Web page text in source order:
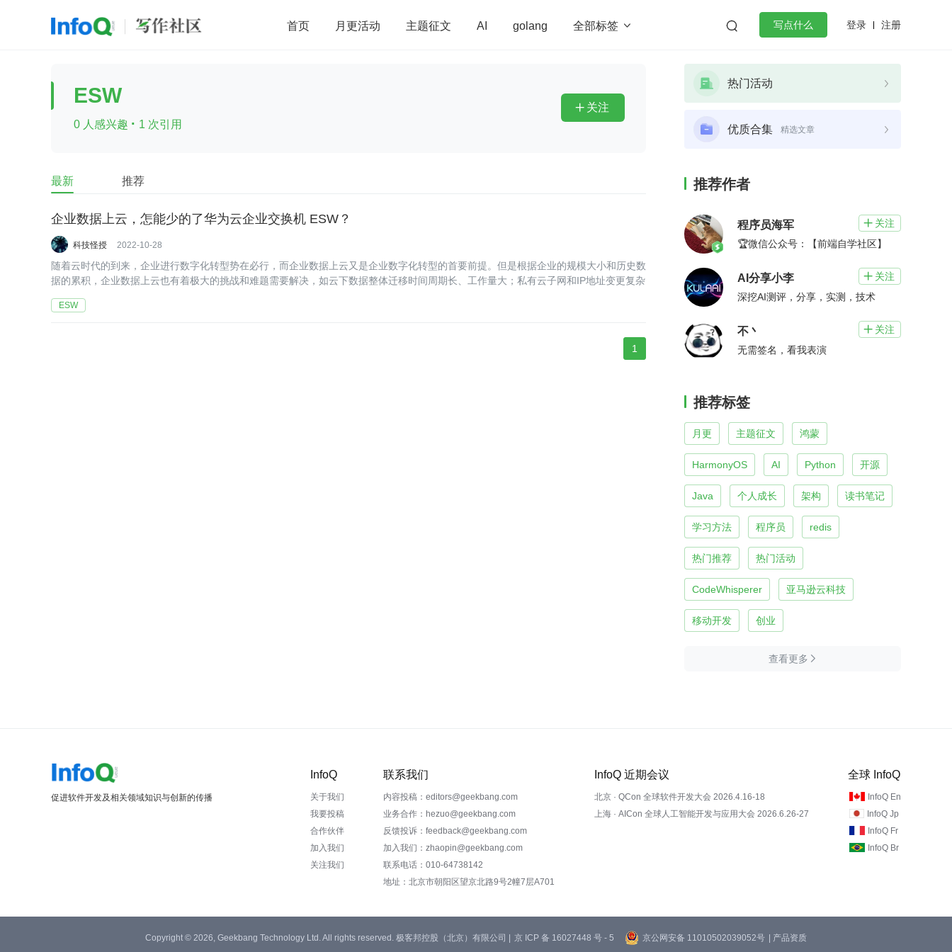
首页 月更活动 主题征文 AI golang 全部标签   写点什么 登录 注册
前端 AI redis
查看更多
ESW
0 人感兴趣 · 1 次引用
 关注
最新 推荐
企业数据上云，怎能少的了华为云企业交换机 ESW？
科技怪授 2022-10-28
随着云时代的到来，企业进行数字化转型势在必行，而企业数据上云又是企业数字化转型的首要前提。但是根据企业的规模大小和历史数
据的累积，企业数据上云也有着极大的挑战和难题需要解决，如云下数据整体迁移时间周期长、工作量大；私有云子网和IP地址变更复杂
ESW
1
热门活动
优质合集 精选文章
推荐作者
程序员海军  关注
🏆微信公众号：【前端自学社区】
AI分享小李  关注
深挖AI测评，分享，实测，技术
不丶  关注
无需签名，看我表演
推荐标签
月更 主题征文 鸿蒙
HarmonyOS AI Python 开源
Java 个人成长 架构 读书笔记
学习方法 程序员 redis
热门推荐 热门活动
CodeWhisperer 亚马逊云科技
移动开发 创业
查看更多 
促进软件开发及相关领域知识与创新的传播
InfoQ
关于我们
我要投稿
合作伙伴
加入我们
关注我们
联系我们
内容投稿：editors@geekbang.com
业务合作：hezuo@geekbang.com
反馈投诉：feedback@geekbang.com
加入我们：zhaopin@geekbang.com
联系电话：010-64738142
地址：北京市朝阳区望京北路9号2幢7层A701
InfoQ 近期会议
北京 · QCon 全球软件开发大会 2026.4.16-18
上海 · AICon 全球人工智能开发与应用大会 2026.6.26-27
全球 InfoQ
InfoQ En
InfoQ Jp
InfoQ Fr
InfoQ Br
Copyright © 2026, Geekbang Technology Ltd. All rights reserved. 极客邦控股（北京）有限公司 | 京 ICP 备 16027448 号 - 5 京公网安备 11010502039052号 | 产品资质